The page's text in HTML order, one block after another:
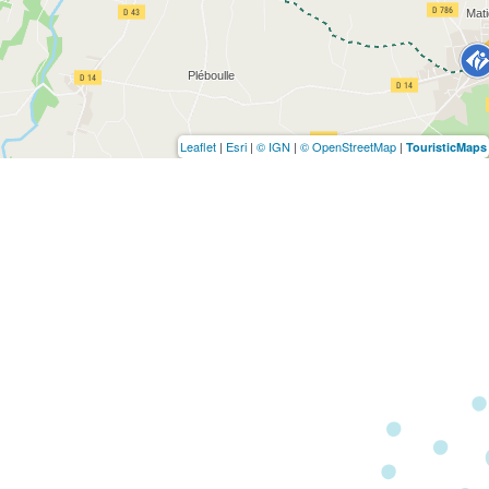
Leaflet | Esri | © IGN | © OpenStreetMap | TouristicMaps